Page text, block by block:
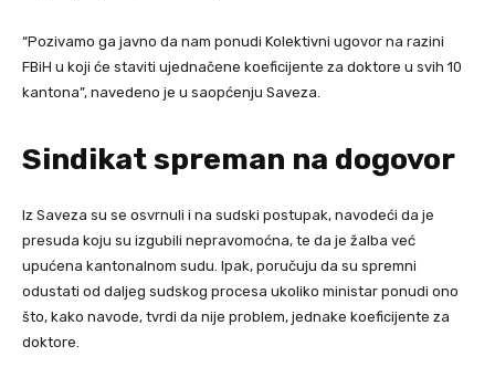
“Pozivamo ga javno da nam ponudi Kolektivni ugovor na razini
FBiH u koji će staviti ujednačene koeficijente za doktore u svih 10
kantona”, navedeno je u saopćenju Saveza.
Sindikat spreman na dogovor
Iz Saveza su se osvrnuli i na sudski postupak, navodeći da je
presuda koju su izgubili nepravomoćna, te da je žalba već
upućena kantonalnom sudu. Ipak, poručuju da su spremni
odustati od daljeg sudskog procesa ukoliko ministar ponudi ono
što, kako navode, tvrdi da nije problem, jednake koeficijente za
doktore.